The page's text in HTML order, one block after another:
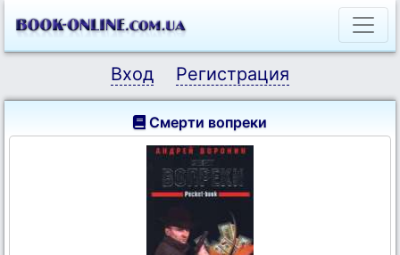
Вход Регистрация
Смерти вопреки